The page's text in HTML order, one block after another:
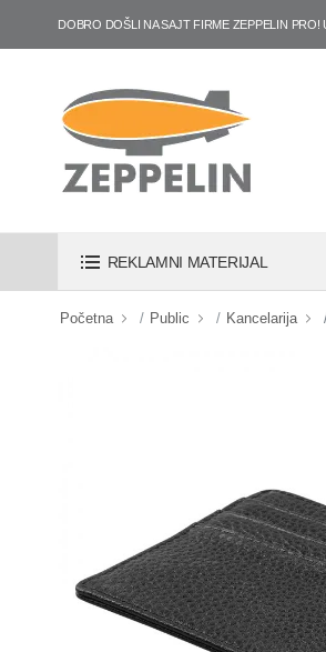
DOBRO DOŠLI NA SAJT FIRME ZEPPELIN
REKLAMNI MATERIJAL
Početna Public Kancelarija